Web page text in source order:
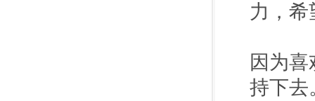
力，希
因为
持下去